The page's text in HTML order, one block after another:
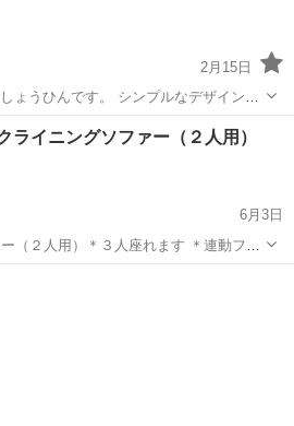
2月15日
。 シンプルなデザインで
方にオス ソファ IKEA
ライニングソファー（２人用）
6月3日
用）＊３人座れます ＊連動フッ
分割できます ＊購入価格は１５万位で